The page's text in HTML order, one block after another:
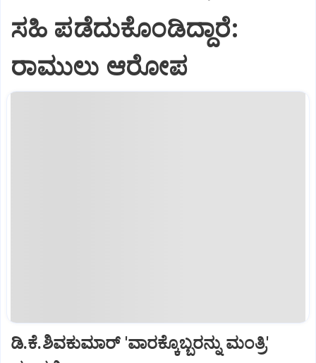
ಸಹಿ ಪಡೆದುಕೊಂಡಿದ್ದಾರೆ:
ರಾಮುಲು ಆರೋಪ
ಡಿ.ಕೆ.ಶಿವಕುಮಾರ್ 'ವಾರಕ್ಕೊಬ್ಬರನ್ನು ಮಂತ್ರಿ'